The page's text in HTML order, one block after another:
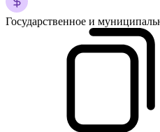
Государственное и